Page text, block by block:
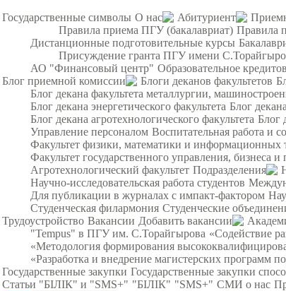
Государственные символы О нас Абитуриент
Правила приема ПГУ (бакалавриат) Правила
Дистанционные подготовительные курсы
Присуждение гранта ПГУ имени
АО "Финансовый центр" Образовательное
Блог приемной комиссии
Блоги деканов факультетов
Блог декана факультета металлургии,
Блог декана энергетического факультета Блог
Блог декана агротехнологического факультета Блог
Управление персоналом Воспитательная работа и
Факультет физики, математики и информационных
Факультет государственного управления, бизнеса и
Агротехнологический факультет Подразделения
Научно-исследовательская работа студентов
Для публикации в журналах с импакт-фактором
Студенческая филармония Студенческие
Трудоустройство Вакансии Добавить вакансии
"Tempus" в ПГУ им. С.Торайгырова «Содействие
«Методология формирования
«Разработка и внедрение магистерских программ
Государственные закупки Государственные закупки
Статьи "БІЛІК" и "SMS+" "БІЛІК" "SMS+" СМИ о нас